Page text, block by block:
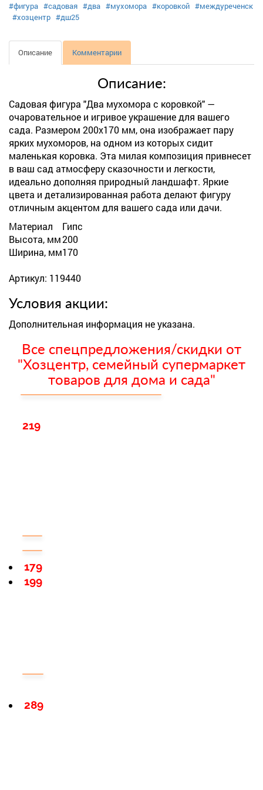
#фигура #садовая #два #мухомора #коровкой #междуреченск
#хозцентр #дш25
Описание Комментарии
Описание:
Садовая фигура "Два мухомора с коровкой" —
очаровательное и игривое украшение для вашего
сада. Размером 200х170 мм, она изображает пару
ярких мухоморов, на одном из которых сидит
маленькая коровка. Эта милая композиция привнесет
в ваш сад атмосферу сказочности и легкости,
идеально дополняя природный ландшафт. Яркие
цвета и детализированная работа делают фигуру
отличным акцентом для вашего сада или дачи.
Материал
Гипс
Высота, мм200
Ширина, мм170
Артикул: 119440
Условия акции:
Дополнительная информация не указана.
Все спецпредложения/скидки от
"Хозцентр, семейный супермаркет
товаров для дома и сада"
219
199
179
289